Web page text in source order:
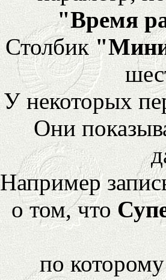
"Время
Столбик
У некоторых
Они
Например
о том, что
по